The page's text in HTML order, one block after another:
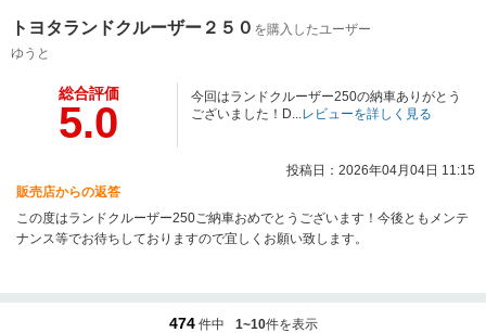
トヨタランドクルーザー２５０ を購入したユーザー
ゆうと
総合評価
5.0
今回はランドクルーザー250の納車ありがとう
ございました！D...レビューを詳しく見る
投稿日：2026年04月04日 11:15
販売店からの返答
この度はランドクルーザー250ご納車おめでとうございます！今後ともメンテ
ナンス等でお待ちしておりますので宜しくお願い致します。
474 件中 1~10件を表示